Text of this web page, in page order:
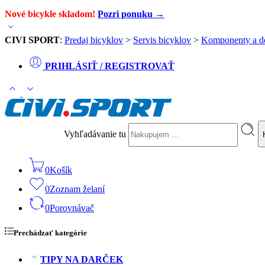
Nové bicykle skladom! Pozri ponuku →
CIVI SPORT: Predaj bicyklov > Servis bicyklov > Komponenty a
PRIHLÁSIŤ / REGISTROVAŤ
Vyhľadávanie tu
0Košík
0Zoznam želaní
0Porovnávač
Prechádzať kategórie
TIPY NA DARČEK